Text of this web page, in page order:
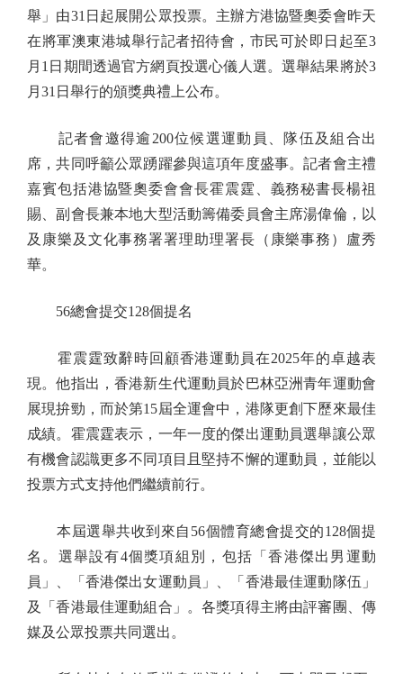
舉」由31日起展開公眾投票。主辦方港協暨奧委會昨天
在將軍澳東港城舉行記者招待會，市民可於即日起至3
月1日期間透過官方網頁投選心儀人選。選舉結果將於3
月31日舉行的頒獎典禮上公布。
記者會邀得逾200位候選運動員、隊伍及組合出
席，共同呼籲公眾踴躍參與這項年度盛事。記者會主禮
嘉賓包括港協暨奧委會會長霍震霆、義務秘書長楊祖
賜、副會長兼本地大型活動籌備委員會主席湯偉倫，以
及康樂及文化事務署署理助理署長（康樂事務）盧秀
華。
56總會提交128個提名
霍震霆致辭時回顧香港運動員在2025年的卓越表
現。他指出，香港新生代運動員於巴林亞洲青年運動會
展現拚勁，而於第15屆全運會中，港隊更創下歷來最佳
成績。霍震霆表示，一年一度的傑出運動員選舉讓公眾
有機會認識更多不同項目且堅持不懈的運動員，並能以
投票方式支持他們繼續前行。
本屆選舉共收到來自56個體育總會提交的128個提
名。選舉設有4個獎項組別，包括「香港傑出男運動
員」、「香港傑出女運動員」、「香港最佳運動隊伍」
及「香港最佳運動組合」。各獎項得主將由評審團、傳
媒及公眾投票共同選出。